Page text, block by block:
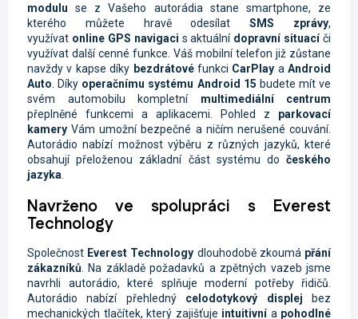
modulu se z Vašeho autorádia stane smartphone, ze
kterého můžete hravě odesílatSMS zprávy,
využívat online GPS navigaci s aktuální dopravní situacíči
využívat další cenné funkce. Váš mobilní telefon již zůstane
navždy v kapse díky bezdrátovéfunkci CarPlay a Android
Auto . Díky operačnímu systému Android 15 budete mít ve
svém automobilu kompletní multimediální centrum
přeplněné funkcemi a aplikacemi. Pohled z parkovací
kamery Vám umožní bezpečné a ničím nerušené couvání.
Autorádio nabízí možnost výběru z různých jazyků, které
obsahují přeloženou základní část systému do českého
jazyka
Navrženo ve spolupráci s Everest
Technology
Společnost Everest Technology dlouhodobě zkoumá přání
zákazníků. Na základě požadavků a zpětných vazeb jsme
navrhli autorádio, které splňuje moderní potřeby řidičů.
Autorádio nabízí přehledný celodotykový displej bez
mechanických tlačítek, který zajišťuje intuitivnía pohodlné